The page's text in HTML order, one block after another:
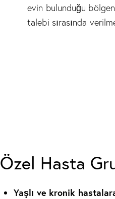
evin bulunduğu
talebi sırasında
Özel Hasta
Yaşlı ve kronik